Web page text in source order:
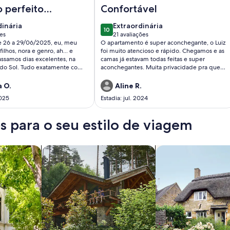
perfeito
viagem
26 a 29/06/2025, eu, meu
nora e genro, ah... e
Sol. Tudo exatamente como
como durante a estadia.
pouco distante do centro,
de fazermos vários
de cama, tudo ótimo. Os
eletrodomésticos
fizeram-nos sentir em
oportunidade voltaremos
no verão para
piscina. Obrigado, Andreza,
fantástica!
O.
Confortável
1010 de 10
Extraordinária
extraordinária
21 avaliações
(21
avaliações)
O apartamento é super aconchegante, o Luiz
foi muito atencioso e rápido. Chegamos e as
camas já estavam todas feitas e super
aconchegantes. Muita privacidade pra quem
Tomamos café da manhã com uma vista
incrível , por 38,00 por pessoa . Adoramos!
Voltaremos!
Aline R.
Estadia: jul. 2024
para o seu estilo de viagem
buscar cabanas buscar casas de